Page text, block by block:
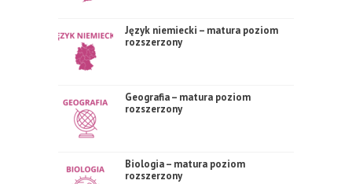
Język niemiecki – matura poziom
rozszerzony
Geografia – matura poziom
rozszerzony
Biologia – matura poziom
rozszerzony